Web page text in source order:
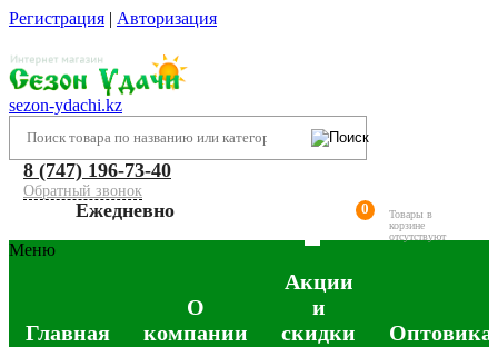
Регистрация | Авторизация
sezon-ydachi.kz
8 (747) 196-73-40
Обратный звонок
Ежедневно 0
Товары в
корзине
отсутствуют
Меню
Главная
О
компании
Акции
и
скидки